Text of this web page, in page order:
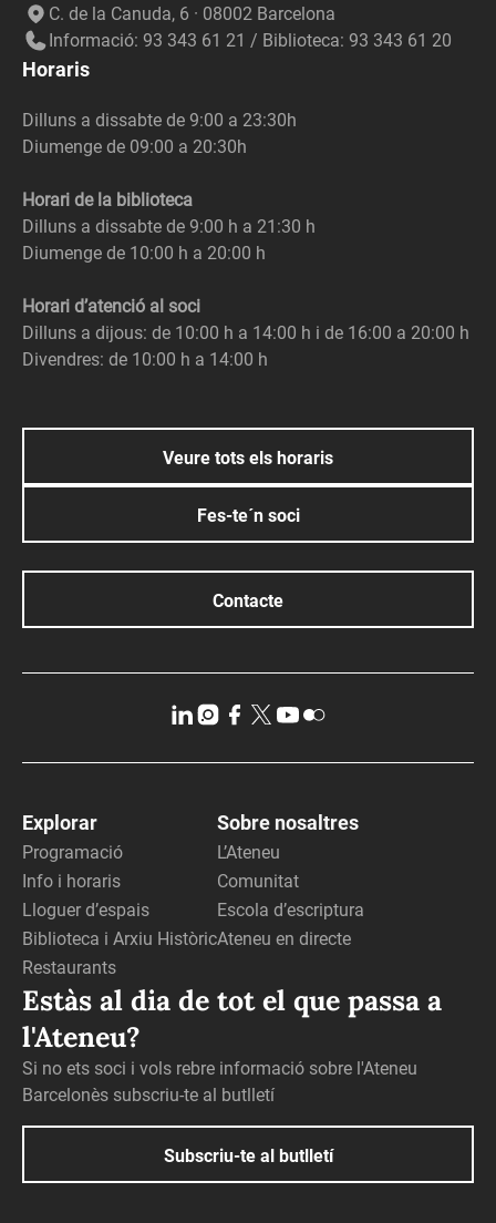
C. de la Canuda, 6 · 08002 Barcelona
Informació: 93 343 61 21 / Biblioteca: 93 343 61 20
Horaris
Dilluns a dissabte de 9:00 a 23:30h
Diumenge de 09:00 a 20:30h
Horari de la biblioteca
Dilluns a dissabte de 9:00 h a 21:30 h
Diumenge de 10:00 h a 20:00 h
Horari d’atenció al soci
Dilluns a dijous: de 10:00 h a 14:00 h i de 16:00 a 20:00 h
Divendres: de 10:00 h a 14:00 h
Veure tots els horaris
Fes-te´n soci
Contacte
Explorar
Programació
Info i horaris
Lloguer d’espais
Biblioteca i Arxiu Històric
Restaurants
Sobre nosaltres
L’Ateneu
Comunitat
Escola d’escriptura
Ateneu en directe
Estàs al dia de tot el que passa a
l'Ateneu?
Si no ets soci i vols rebre informació sobre l'Ateneu
Barcelonès subscriu-te al butlletí
Subscriu-te al butlletí